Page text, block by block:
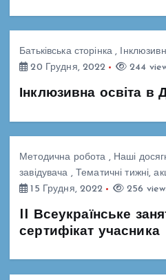
Батьківська сторінка,
20 Грудня, 2022
244
Інклюзивна освіта в
Методична робота , Наші
завідувача ,
Тематичні тижні,
15 Грудня, 2022
256
II Всеукраїнське
сертифікат учасника